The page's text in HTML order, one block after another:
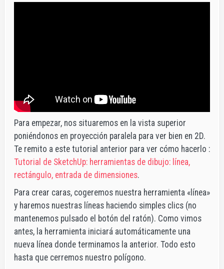
Para empezar, nos situaremos en la vista superior
poniéndonos en proyección paralela para ver bien en 2D.
Te remito a este tutorial anterior para ver cómo hacerlo :
Tutorial de SketchUp: herramientas de dibujo: línea,
rectángulo, entrada de dimensiones.
Para crear caras, cogeremos nuestra herramienta «línea»
y haremos nuestras líneas haciendo simples clics (no
mantenemos pulsado el botón del ratón). Como vimos
antes, la herramienta iniciará automáticamente una
nueva línea donde terminamos la anterior. Todo esto
hasta que cerremos nuestro polígono.